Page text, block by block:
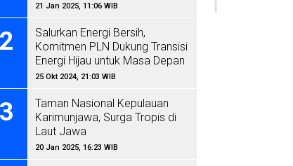
21 Jan 2025, 11:06 WIB
2
Salurkan Energi Bersih,
Komitmen PLN Dukung Transisi
Energi Hijau untuk Masa Depan
Indonesia
25 Okt 2024, 21:03 WIB
3
Taman Nasional Kepulauan
Karimunjawa, Surga Tropis di
Laut Jawa
20 Jan 2025, 16:23 WIB